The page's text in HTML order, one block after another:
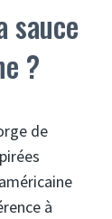
sauce
?
de
à